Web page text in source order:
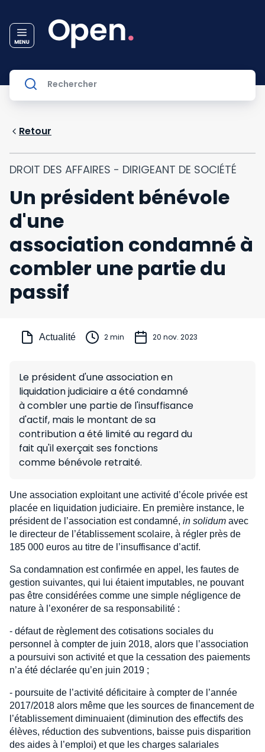
Retour
DROIT DES AFFAIRES - DIRIGEANT DE SOCIÉTÉ
Un président bénévole
d'une
association condamné à
combler une partie du
passif
Actualité 2 min 20 nov. 2023
Le président d'une association en
liquidation judiciaire a été condamné
à combler une partie de l'insuffisance
d'actif, mais le montant de sa
contribution a été limité au regard du
fait qu'il exerçait ses fonctions
comme bénévole retraité.
Une association exploitant une activité d’école privée est
placée en liquidation judiciaire. En première instance, le
président de l’association est condamné, in solidum avec
le directeur de l’établissement scolaire, à régler près de
185 000 euros au titre de l’insuffisance d’actif.
Sa condamnation est confirmée en appel, les fautes de
gestion suivantes, qui lui étaient imputables, ne pouvant
pas être considérées comme une simple négligence de
nature à l’exonérer de sa responsabilité :
- défaut de règlement des cotisations sociales du
personnel à compter de juin 2018, alors que l’association
a poursuivi son activité et que la cessation des paiements
n’a été déclarée qu’en juin 2019 ;
- poursuite de l’activité déficitaire à compter de l’année
2017/2018 alors même que les sources de financement de
l’établissement diminuaient (diminution des effectifs des
élèves, réduction des subventions, baisse puis disparition
des aides à l’emploi) et que les charges salariales